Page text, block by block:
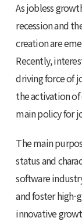
As jobless
recession and
creation are
Recently,
driving force of
the activation of
main policy for
The main
status and
software
and foster high-
innovative